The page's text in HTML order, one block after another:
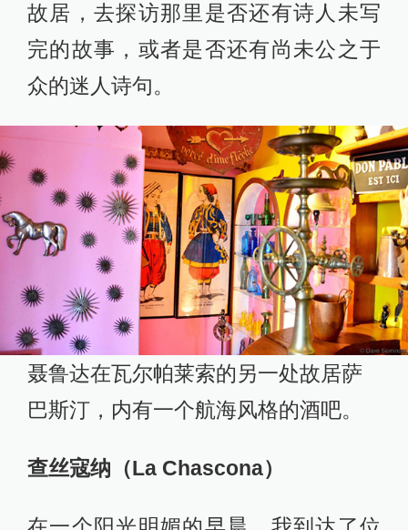
故居，去探访那里是否还有诗人未写
完的故事，或者是否还有尚未公之于
众的迷人诗句。
聂鲁达在瓦尔帕莱索的另一处故居萨
巴斯汀，内有一个航海风格的酒吧。
查丝寇纳（La Chascona）